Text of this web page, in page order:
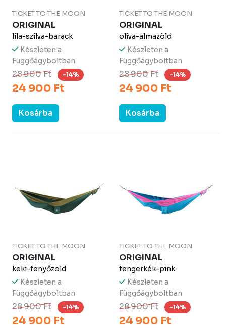
TICKET TO THE MOON
ORIGINAL
lila-szilva-barack
Készleten a
Függőágyboltban
28 900 Ft -14%
24 900 Ft
Kosárba
TICKET TO THE MOON
ORIGINAL
oliva-almazöld
Készleten a
Függőágyboltban
28 900 Ft -14%
24 900 Ft
Kosárba
TICKET TO THE MOON
ORIGINAL
keki-fenyőzöld
Készleten a
Függőágyboltban
28 900 Ft -14%
24 900 Ft
TICKET TO THE MOON
ORIGINAL
tengerkék-pink
Készleten a
Függőágyboltban
28 900 Ft -14%
24 900 Ft